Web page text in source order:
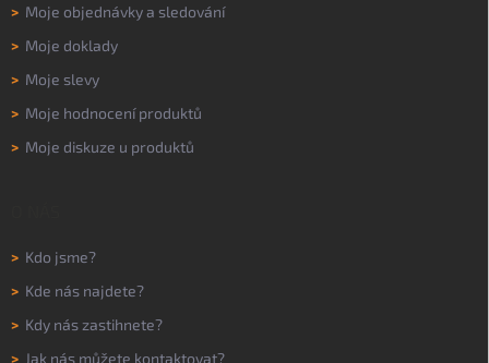
> Moje objednávky a sledování
> Moje doklady
> Moje slevy
> Moje hodnocení produktů
> Moje diskuze u produktů
> Kdo jsme?
> Kde nás najdete?
> Kdy nás zastihnete?
> Jak nás můžete kontaktovat?